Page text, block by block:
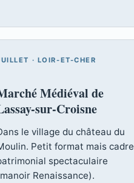
· LOIR-ET-CHER
Médiéval de
sur-Croisne
le village du château du
Petit format mais cadre
spectaculaire
Renaissance).